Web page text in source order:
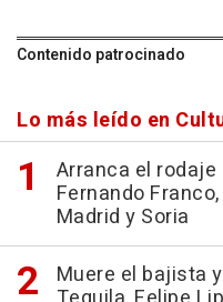
Contenido patrocinado
Lo más leído en
Arranca el
Fernando
Madrid y Soria
Muere el bajista